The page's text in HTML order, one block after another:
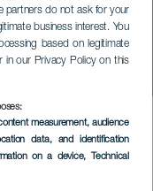
partners do not ask for your
business interest. You
based on legitimate
in our Privacy Policy on this
measurement, audience
data, and identification
on a device, Technical